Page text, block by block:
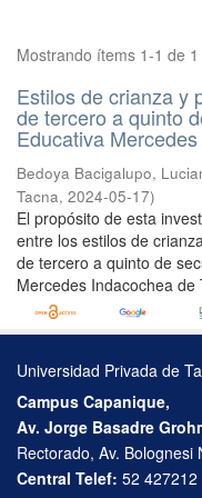
Mostrando ítems 1-1 de 1
Estilos de crianza y
de tercero a quinto
Educativa
Bedoya Bacigalupo,
Tacna, 2024-05-17)
El propósito de esta
entre los estilos de
de tercero a quinto de
Mercedes Indacochea de
Universidad Privada de
Campus Capanique,
Av. Jorge Basadre
Rectorado, Av. Bolognesi
Central Telef: 52 427212